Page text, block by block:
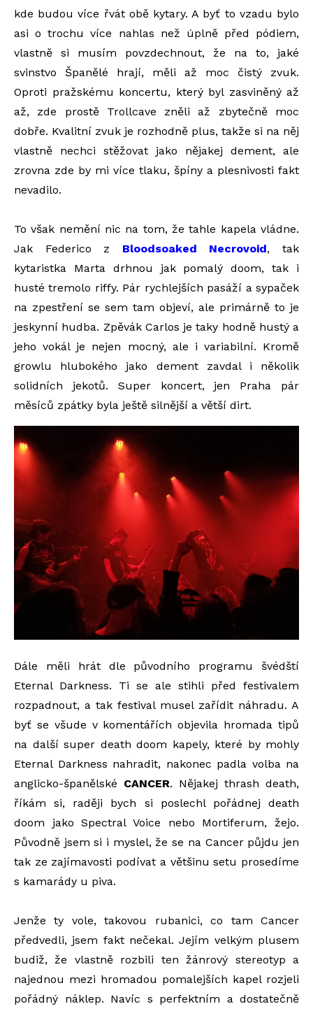
kde budou více řvát obě kytary. A byť to vzadu bylo
asi o trochu více nahlas než úplně před pódiem,
vlastně si musím povzdechnout, že na to, jaké
svinstvo Španělé hrají, měli až moc čistý zvuk.
Oproti pražskému koncertu, který byl zasviněný až
až, zde prostě Trollcave zněli až zbytečně moc
dobře. Kvalitní zvuk je rozhodně plus, takže si na něj
vlastně nechci stěžovat jako nějakej dement, ale
zrovna zde by mi více tlaku, špíny a plesnivosti fakt
nevadilo.
To však nemění nic na tom, že tahle kapela vládne.
Jak Federico z Bloodsoaked Necrovoid, tak
kytaristka Marta drhnou jak pomalý doom, tak i
husté tremolo riffy. Pár rychlejších pasáží a sypaček
na zpestření se sem tam objeví, ale primárně to je
jeskynní hudba. Zpěvák Carlos je taky hodně hustý a
jeho vokál je nejen mocný, ale i variabilní. Kromě
growlu hlubokého jako dement zavdal i několik
solidních jekotů. Super koncert, jen Praha pár
měsíců zpátky byla ještě silnější a větší dirt.
Dále měli hrát dle původního programu švédští
Eternal Darkness. Ti se ale stihli před festivalem
rozpadnout, a tak festival musel zařídit náhradu. A
byť se všude v komentářích objevila hromada tipů
na další super death doom kapely, které by mohly
Eternal Darkness nahradit, nakonec padla volba na
anglicko-španělské CANCER. Nějakej thrash death,
říkám si, raději bych si poslechl pořádnej death
doom jako Spectral Voice nebo Mortiferum, žejo.
Původně jsem si i myslel, že se na Cancer půjdu jen
tak ze zajímavosti podívat a většinu setu prosedíme
s kamarády u piva.
Jenže ty vole, takovou rubanici, co tam Cancer
předvedli, jsem fakt nečekal. Jejím velkým plusem
budiž, že vlastně rozbili ten žánrový stereotyp a
najednou mezi hromadou pomalejších kapel rozjeli
pořádný náklep. Navíc s perfektním a dostatečně